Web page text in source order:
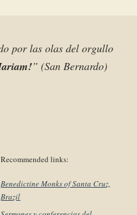
por las olas del orgullo
” (San Bernardo)
Recommended links:
Benedictine Monks of Santa Cruz,
Brazil